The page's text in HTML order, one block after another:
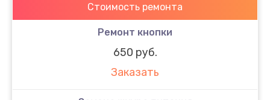
Стоимость ремонта
Ремонт кнопки
650 руб.
Заказать